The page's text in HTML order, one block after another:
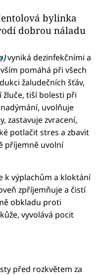
bylinka
dobrou náladu
vyniká dezinfekčními a
pomáhá při všech
žaludečních šťáv,
žluče, tiší bolesti při
uvolňuje
zastavuje zvracení,
potlačit stres a zbavit
příjemně uvolní
k výplachům a kloktání
zpříjemňuje a čistí
obkladu proti
vyvolává pocit
před rozkvětem za